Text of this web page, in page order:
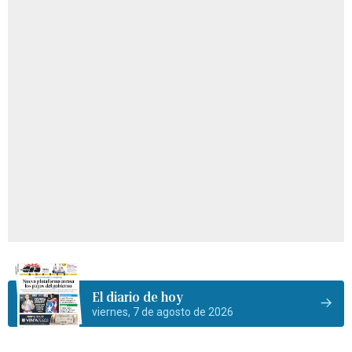
El diario de hoy
viernes, 7 de agosto de 2026